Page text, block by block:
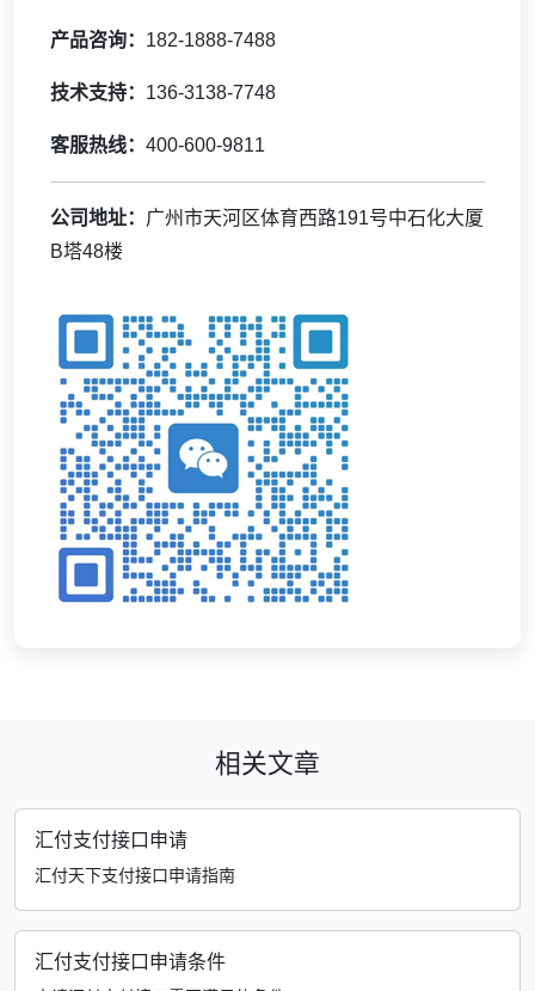
产品咨询： 182-1888-7488
技术支持： 136-3138-7748
客服热线： 400-600-9811
公司地址： 广州市天河区体育西路191号中石化大厦
B塔48楼
相关文章
汇付支付接口申请
汇付天下支付接口申请指南
汇付支付接口申请条件